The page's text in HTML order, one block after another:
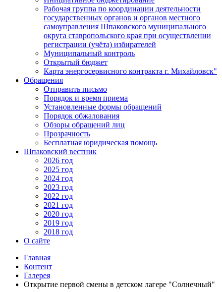
Рабочая группа по координации деятельности
государственных органов и органов местного
самоуправления Шпаковского муниципального
округа ставропольского края при осуществлении
регистрации (учёта) избирателей
Муниципальный контроль
Открытый бюджет
Карта энергосервисного контракта г. Михайловск"
Обращения
Отправить письмо
Порядок и время приема
Установленные формы обращений
Порядок обжалования
Обзоры обращений лиц
Прозрачность
Бесплатная юридическая помощь
Шпаковский вестник
2026 год
2025 год
2024 год
2023 год
2022 год
2021 год
2020 год
2019 год
2018 год
О сайте
Главная
Контент
Галерея
Открытие первой смены в детском лагере "Солнечный"